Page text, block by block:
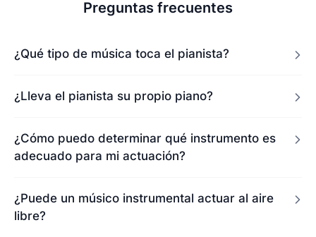
Preguntas frecuentes
¿Qué tipo de música toca el pianista?
¿Lleva el pianista su propio piano?
¿Cómo puedo determinar qué instrumento es
adecuado para mi actuación?
¿Puede un músico instrumental actuar al aire
libre?